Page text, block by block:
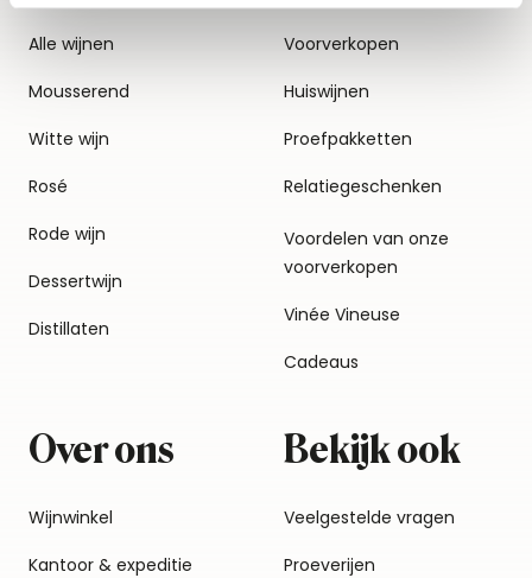
Alle wijnen
Mousserend
Witte wijn
Rosé
Rode wijn
Dessertwijn
Distillaten
Voorverkopen
Huiswijnen
Proefpakketten
Relatiegeschenken
Voordelen van onze
voorverkopen
Vinée Vineuse
Cadeaus
Over ons
Wijnwinkel
Kantoor & expeditie
Bekijk ook
Veelgestelde vragen
Proeverijen